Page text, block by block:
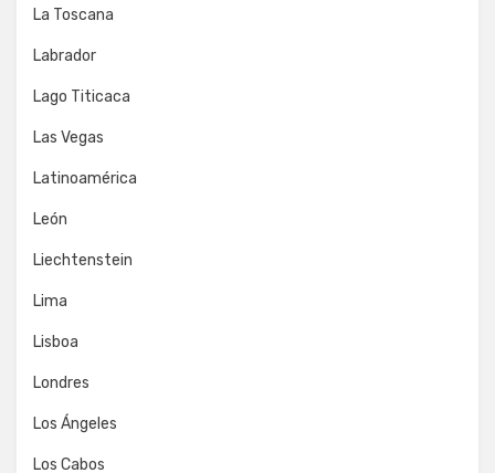
La Toscana
Labrador
Lago Titicaca
Las Vegas
Latinoamérica
León
Liechtenstein
Lima
Lisboa
Londres
Los Ángeles
Los Cabos